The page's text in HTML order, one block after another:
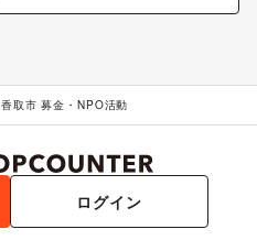
香取市 募金・NPO活動
ログイン